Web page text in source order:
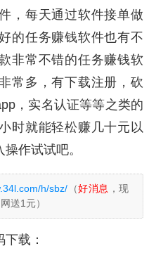
，每天通过软件接单做
的任务赚钱软件也有不
非常不错的任务赚钱软
常多，有下载注册，砍
，实名认证等等之类的
时就能轻松赚几十元以
作试试吧。
h/sbz/ （好消息 ，现
送1元）
载：